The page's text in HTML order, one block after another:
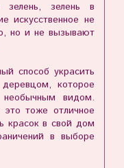
зелень, зелень в
искусственное не
но и не вызывают
способ украсить
которое
необычным видом.
тоже отличное
красок в свой дом
в выборе